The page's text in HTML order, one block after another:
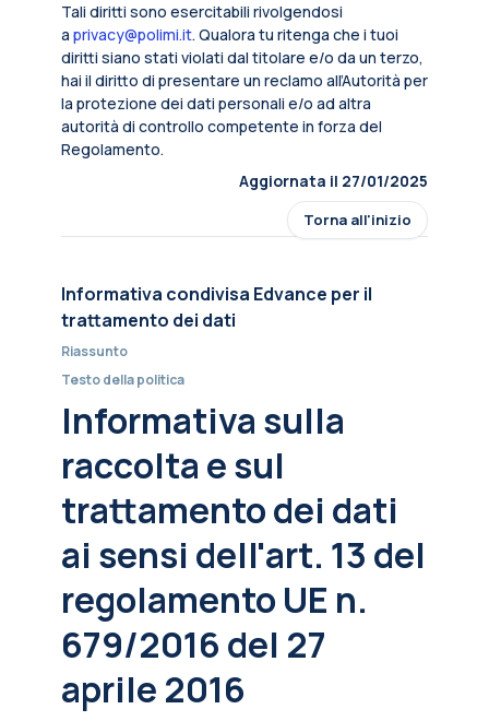
Tali diritti sono esercitabili rivolgendosi
a privacy@polimi.it. Qualora tu ritenga che i tuoi
diritti siano stati violati dal titolare e/o da un terzo,
hai il diritto di presentare un reclamo all’Autorità per
la protezione dei dati personali e/o ad altra
autorità di controllo competente in forza del
Regolamento.
Aggiornata il 27/01/2025
Torna all'inizio
Informativa condivisa Edvance per il
trattamento dei dati
Riassunto
Testo della politica
Informativa sulla
raccolta e sul
trattamento dei dati
ai sensi dell'art. 13 del
regolamento UE n.
679/2016 del 27
aprile 2016